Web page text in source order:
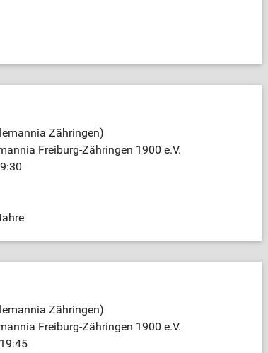
Zähringen)
Freiburg-Zähringen 1900 e.V.
Zähringen)
Freiburg-Zähringen 1900 e.V.